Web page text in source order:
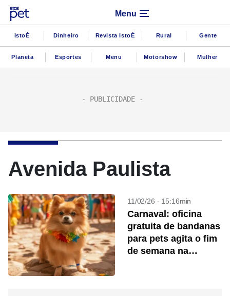
Menu
IstoÉ Dinheiro Revista IstoÉ Rural Gente
Planeta Esportes Menu Motorshow Mulher
Avenida Paulista
11/02/26 - 15:16min
Carnaval: oficina
gratuita de bandanas
para pets agita o fim
de semana na